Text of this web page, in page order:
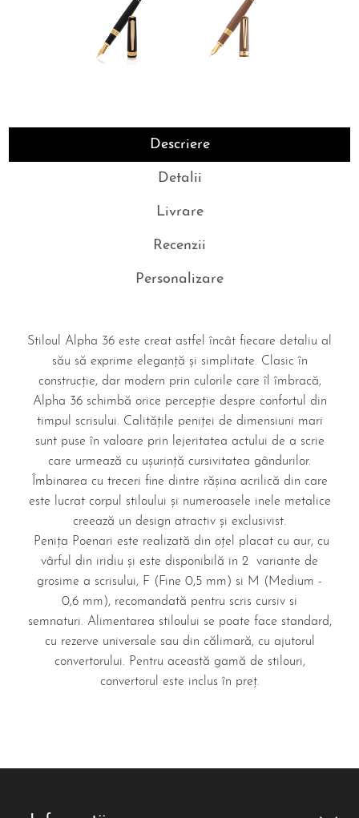
Descriere
Detalii
Livrare
Recenzii
Personalizare
Stiloul Alpha 36 este creat astfel încât fiecare detaliu al
său să exprime eleganță și simplitate. Clasic în
construcție, dar modern prin culorile care îl îmbracă,
Alpha 36 schimbă orice percepție despre confortul din
timpul scrisului. Calitățile peniței de dimensiuni mari
sunt puse în valoare prin lejeritatea actului de a scrie
care urmează cu ușurință cursivitatea gândurilor.
Îmbinarea cu treceri fine dintre rășina acrilică din care
este lucrat corpul stiloului și numeroasele inele metalice
creează un design atractiv și exclusivist.
Penița Poenari este realizată din oțel placat cu aur, cu
vârful din iridiu și este disponibilă in 2 variante de
grosime a scrisului, F (Fine 0,5 mm) si M (Medium -
0,6 mm), recomandată pentru scris cursiv si
semnaturi. Alimentarea stiloului se poate face standard,
cu rezerve universale sau din călimară, cu ajutorul
convertorului. Pentru această gamă de stilouri,
convertorul este inclus în preț.